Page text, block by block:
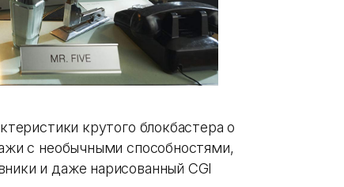
крутого блокбастера о
с необычными способностями,
и даже нарисованный CGI